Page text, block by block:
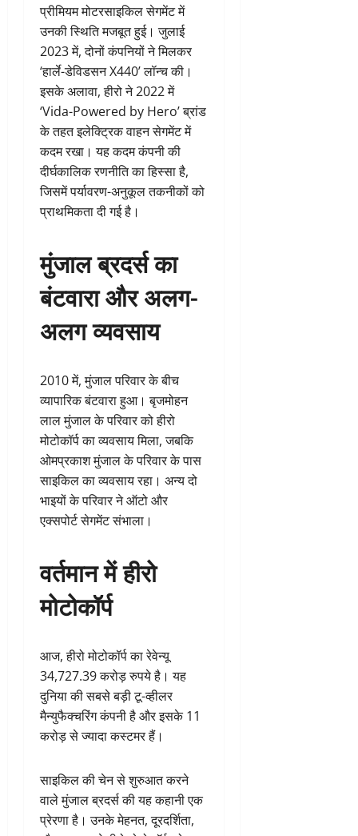
प्रीमियम मोटरसाइकिल सेगमेंट में
उनकी स्थिति मजबूत हुई। जुलाई
2023 में, दोनों कंपनियों ने मिलकर
‘हार्ले-डेविडसन X440’ लॉन्च की।
इसके अलावा, हीरो ने 2022 में
‘Vida-Powered by Hero’ ब्रांड
के तहत इलेक्ट्रिक वाहन सेगमेंट में
कदम रखा। यह कदम कंपनी की
दीर्घकालिक रणनीति का हिस्सा है,
जिसमें पर्यावरण-अनुकूल तकनीकों को
प्राथमिकता दी गई है।
मुंजाल ब्रदर्स का
बंटवारा और अलग-
अलग व्यवसाय
2010 में, मुंजाल परिवार के बीच
व्यापारिक बंटवारा हुआ। बृजमोहन
लाल मुंजाल के परिवार को हीरो
मोटोकॉर्प का व्यवसाय मिला, जबकि
ओमप्रकाश मुंजाल के परिवार के पास
साइकिल का व्यवसाय रहा। अन्य दो
भाइयों के परिवार ने ऑटो और
एक्सपोर्ट सेगमेंट संभाला।
वर्तमान में हीरो
मोटोकॉर्प
आज, हीरो मोटोकॉर्प का रेवेन्यू
34,727.39 करोड़ रुपये है। यह
दुनिया की सबसे बड़ी टू-व्हीलर
मैन्युफैक्चरिंग कंपनी है और इसके 11
करोड़ से ज्यादा कस्टमर हैं।
साइकिल की चेन से शुरुआत करने
वाले मुंजाल ब्रदर्स की यह कहानी एक
प्रेरणा है। उनके मेहनत, दूरदर्शिता,